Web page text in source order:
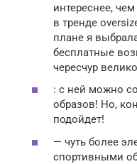
интереснее,
в тренде
плане я
бесплатные
чересчур
: с ней можно
образов! Но,
подойдет!
— чуть более
спортивными